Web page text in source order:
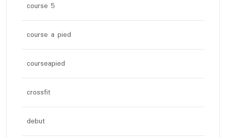
course 5
course a pied
courseapied
crossfit
debut